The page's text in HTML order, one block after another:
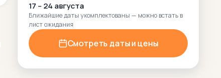
17 – 24 августа
Ближайшие даты укомплектованы — можно встать в
лист ожидания
Смотреть даты и цены